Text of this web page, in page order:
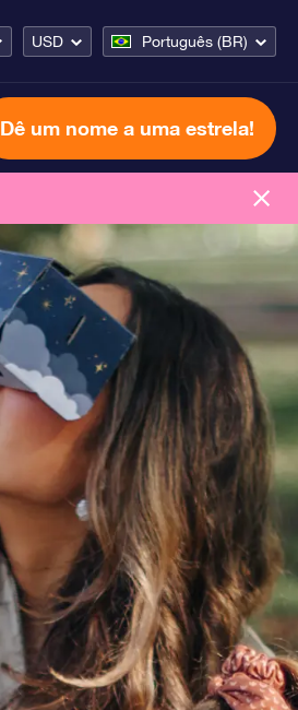
USD Português (BR)
Dê um nome a uma estrela!